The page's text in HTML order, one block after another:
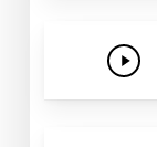
Play